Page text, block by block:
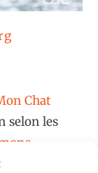
Chat
selon les
-